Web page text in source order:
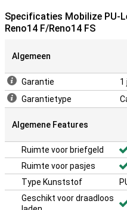
Specificaties Mobilize PU-
Reno14 F/Reno14 FS
Algemeen
Garantie
1
Garantietype
Algemene Features
Ruimte voor briefgeld
Ruimte voor pasjes
Type Kunststof
Geschikt voor draadloos